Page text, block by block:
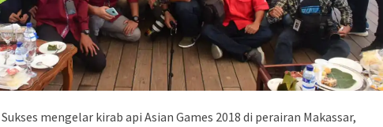
mengelar kirab api Asian Games 2018 di perairan Makassar,